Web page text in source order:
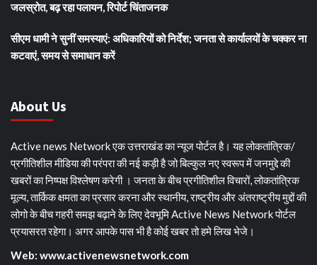
जलस्रोत, बढ़ रहा पलायन, रिपोर्ट चिंताजनक
सीएम धामी ने सुनीं समस्याएं: अधिकारियों को निर्देश; जनता से कार्यालयों के चक्कर ना
कटवाएं, समय से समाधान करें
About Us
Active news Network एक उत्तराखंड का न्यूज पोर्टल है। यह लोकतांत्रिक/
प्रगीतिशील मीडिया की परंपरा की नई कड़ी है जो बिल्कुल नए स्वरूप में जनमुद्दे की
खबरों का निष्पक्ष विश्लेषण करेगी । जनता के बीच प्रगीतिशील विचारों, लोकतांत्रिक
मूल्य, तार्किक क्षमता का प्रसार करना और स्थानीय, राष्ट्रीय और अंतराष्ट्रीय मुद्दों की
लोगो के बीच गहरी समझ बढ़ाने के लिए देवभूमि Active News Network पोर्टल
प्रयासरत रहेगा। अगर आपके पास भी है कोई खबर तो हमे लिख भेजे।
Web: www.activenewsnetwork.com